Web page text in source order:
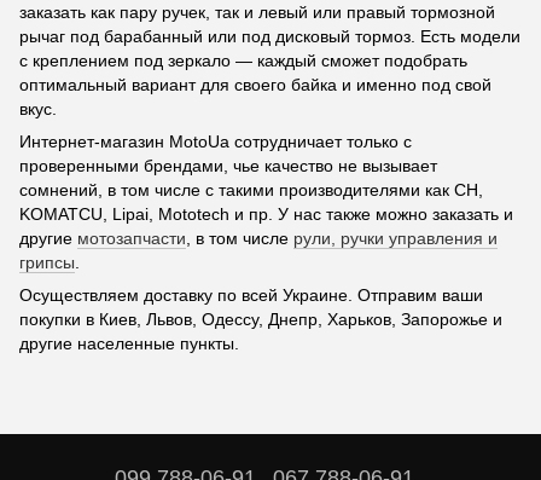
заказать как пару ручек, так и левый или правый тормозной
рычаг под барабанный или под дисковый тормоз. Есть модели
с креплением под зеркало — каждый сможет подобрать
оптимальный вариант для своего байка и именно под свой
вкус.
Интернет-магазин MotoUa сотрудничает только с
проверенными брендами, чье качество не вызывает
сомнений, в том числе с такими производителями как CH,
KOMATCU, Lipai, Mototech и пр. У нас также можно заказать и
другие мотозапчасти, в том числе рули, ручки управления и
грипсы.
Осуществляем доставку по всей Украине. Отправим ваши
покупки в Киев, Львов, Одессу, Днепр, Харьков, Запорожье и
другие населенные пункты.